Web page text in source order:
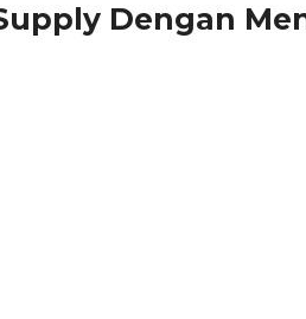
Dengan